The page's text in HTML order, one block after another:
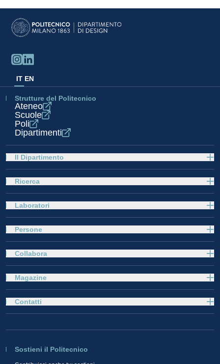
IT EN
Strutture del Politecnico
Ateneo
Scuole
Poli
Dipartimenti
Il Dipartimento
Ricerca
Laboratori
Persone
Collabora
Magazine
Sostieni il Politecnico
Contatti